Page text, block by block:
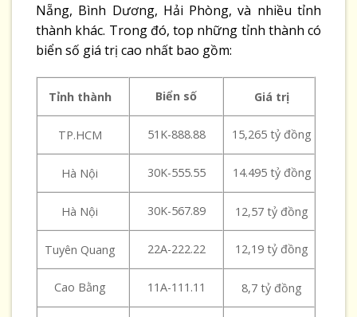
Nẵng, Bình Dương, Hải Phòng, và nhiều tỉnh
thành khác. Trong đó, top những tỉnh thành có
biển số giá trị cao nhất bao gồm:
Tỉnh thành Biển số Giá trị
TP.HCM 51K-888.88 15,265 tỷ đồng
Hà Nội 30K-555.55 14.495 tỷ đồng
Hà Nội 30K-567.89 12,57 tỷ đồng
Tuyên Quang 22A-222.22 12,19 tỷ đồng
Cao Bằng 11A-111.11 8,7 tỷ đồng